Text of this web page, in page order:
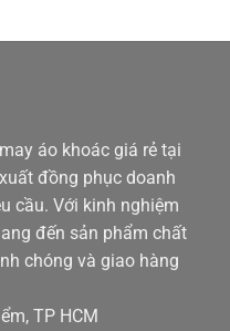
áo khoác giá rẻ tại
đồng phục doanh
cầu. Với kinh nghiệm
đến sản phẩm chất
chóng và giao hàng
TP HCM